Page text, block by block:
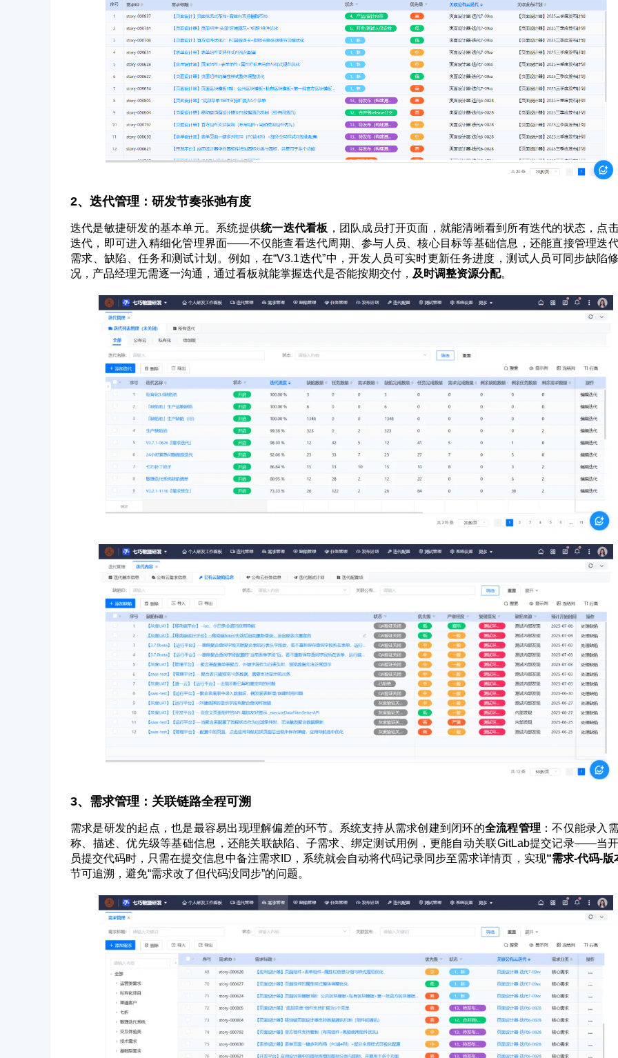
2、迭代管理：研发节奏张弛有度
迭代是敏捷研发的基本单元。系统提供统一迭代看板 ，团队成员打开页面，就能清晰看到所有迭代的状态，点
迭代，即可进入精细化管理界面——不仅能查看迭代周期、参与人员、核心目标等基础信息，还能直接管理迭
需求、缺陷、任务和测试计划。例如，在“V3.1迭代”中，开发人员可实时更新任务进度，测试人员可同步缺陷
况，产品经理无需逐一沟通，通过看板就能掌握迭代是否能按期交付， 及时调整资源分配。
3、需求管理：关联链路全程可溯
需求是研发的起点，也是最容易出现理解偏差的环节。系统支持从需求创建到闭环的全流程管理 ：不仅能录入
称、描述、优先级等基础信息，还能关联缺陷、子需求、绑定测试用例，更能自动关联GitLab提交记录——当
员提交代码时，只需在提交信息中备注需求ID，系统就会自动将代码记录同步至需求详情页，实现“需求-代码-版
节可追溯 ，避免“需求改了但代码没同步”的问题。